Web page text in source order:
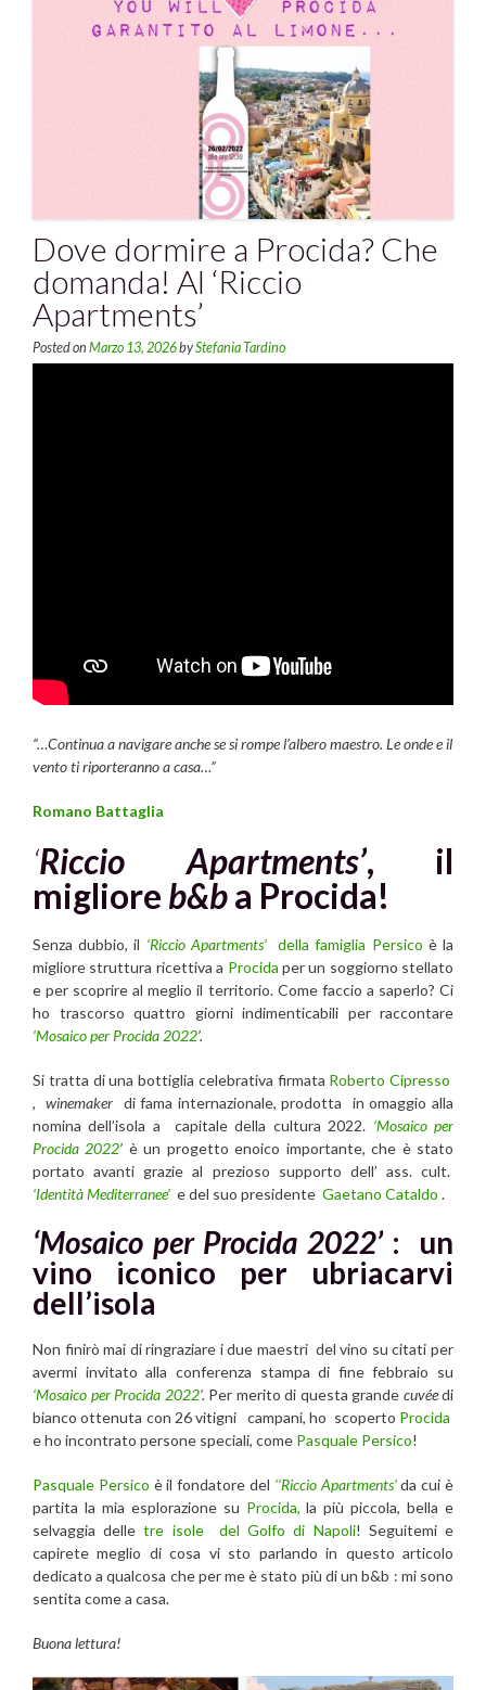
Dove dormire a Procida? Che
domanda! Al ‘Riccio
Apartments’
Posted on Marzo 13, 2026byStefania Tardino
“…Continua a navigare anche se si rompe l’albero maestro. Le onde e il
vento ti riporteranno a casa…”
Romano Battaglia
‘Riccio Apartments’, il
migliore b&ba Procida!
Senza dubbio, il ‘Riccio Apartments’ della famiglia Persico è la
migliore struttura ricettiva a Procida per un soggiorno stellato
e per scoprire al meglio il territorio. Come faccio a saperlo? Ci
ho trascorso quattro giorni indimenticabili per raccontare
‘Mosaico per Procida 2022’.
Si tratta di una bottiglia celebrativa firmata Roberto Cipresso
,winemaker di fama internazionale, prodotta in omaggio alla
nomina dell’isola a capitale della cultura 2022. ‘Mosaico per
Procida 2022’ è un progetto enoico importante, che è stato
portato avanti grazie al prezioso supporto dell’ ass. cult.
‘Identità Mediterranee’ e del suo presidente Gaetano Cataldo .
‘Mosaico per Procida 2022’: un
vino iconico per ubriacarvi
dell’isola
Non finirò mai di ringraziare i due maestri del vino su citati per
avermi invitato alla conferenza stampa di fine febbraio su
‘Mosaico per Procida 2022’. Per merito di questa grande cuvéedi
bianco ottenuta con 26 vitigni campani, ho scoperto Procida
e ho incontrato persone speciali, come Pasquale Persico!
Pasquale Persico è il fondatore del ‘‘Riccio Apartments’da cui è
partita la mia esplorazione su Procida, la più piccola, bella e
selvaggia delletre isole del Golfo di Napoli! Seguitemi e
capirete meglio di cosa vi sto parlando in questo articolo
dedicato a qualcosa che per me è stato più di un b&b : mi sono
sentita come a casa.
Buona lettura!